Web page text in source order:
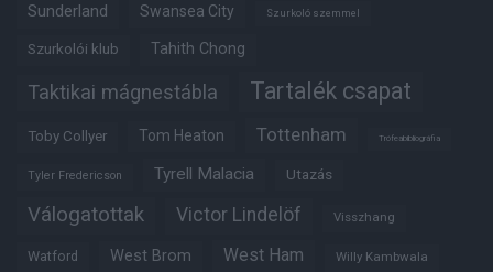
Sunderland Swansea City Szurkoló szemmel
Szurkolói klub Tahith Chong
Taktikai mágnestábla Tartalék csapat
Toby Collyer Tom Heaton Tottenham Trófeabibliográfia
Tyler Fredericson Tyrell Malacia Utazás
Válogatottak Victor Lindelöf Visszhang
Watford West Brom West Ham Willy Kambwala